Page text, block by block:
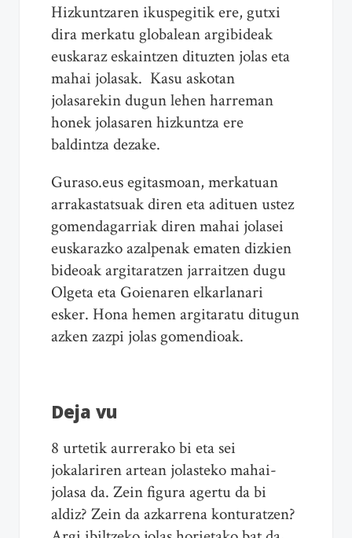
Hizkuntzaren ikuspegitik ere, gutxi
dira merkatu globalean argibideak
euskaraz eskaintzen dituzten jolas eta
mahai jolasak. Kasu askotan
jolasarekin dugun lehen harreman
honek jolasaren hizkuntza ere
baldintza dezake.
Guraso.eus egitasmoan, merkatuan
arrakastatsuak diren eta adituen ustez
gomendagarriak diren mahai jolasei
euskarazko azalpenak ematen dizkien
bideoak argitaratzen jarraitzen dugu
Olgeta eta Goienaren elkarlanari
esker. Hona hemen argitaratu ditugun
azken zazpi jolas gomendioak.
Deja vu
8 urtetik aurrerako bi eta sei
jokalariren artean jolasteko mahai-
jolasa da. Zein figura agertu da bi
aldiz? Zein da azkarrena konturatzen?